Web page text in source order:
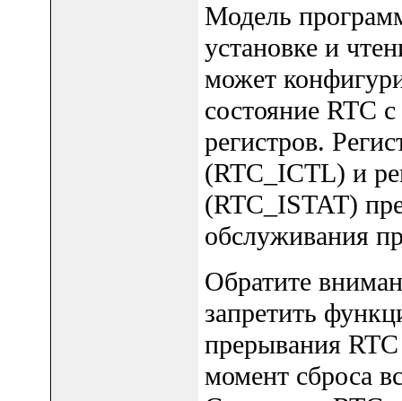
Модель
установке и
может
состояние RTC
регистров.
(RTC_ICTL) и
(RTC_ISTAT)
обслуживания
Обратите
запретить
прерывания
момент сброса